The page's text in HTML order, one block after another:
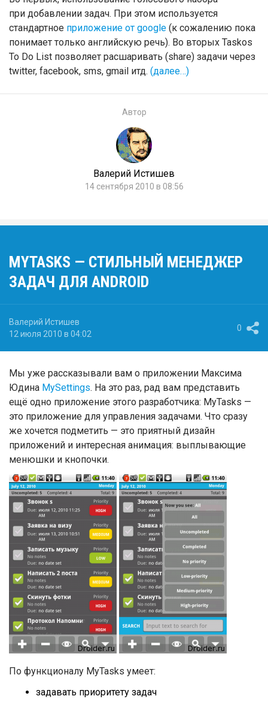
при добавлении задач. При этом используется
стандартное приложение от google (к сожалению пока
понимает только английскую речь). Во вторых Taskos
To Do List позволяет расшаривать (share) задачи через
twitter, facebook, sms, gmail итд. (далее…)
Автор
Валерий Истишев
14 сентября 2010 в 08:56
MYTASKS — СТИЛЬНЫЙ МЕНЕДЖЕР
ЗАДАЧ ДЛЯ ANDROID
Валерий Истишев
12 июля 2010 в 04:02
0
Мы уже рассказывали вам о приложении Максима
Юдина MySettings. На это раз, рад вам представить
ещё одно приложение этого разработчика: MyTasks —
это приложение для управления задачами. Что сразу
же хочется подметить — это приятный дизайн
приложений и интересная анимация: выплывающие
менюшки и кнопочки.
По функционалу MyTasks умеет:
задавать приоритету задач